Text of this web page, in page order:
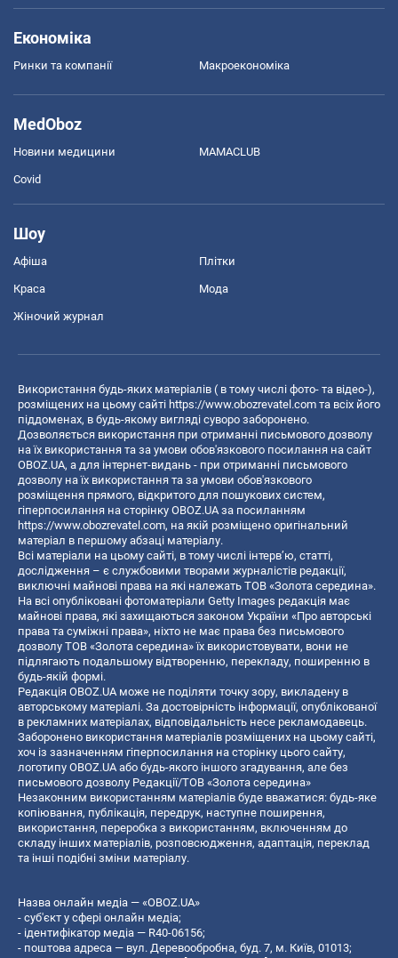
Економіка
Ринки та компанії Макроекономіка
MedOboz
Новини медицини MAMACLUB
Covid
Шоу
Афіша Плітки
Краса Мода
Жіночий журнал
Використання будь-яких матеріалів ( в тому числі фото- та відео-),
розміщених на цьому сайті https://www.obozrevatel.com та всіх його
піддоменах, в будь-якому вигляді суворо заборонено.
Дозволяється використання при отриманні письмового дозволу
на їх використання та за умови обов'язкового посилання на сайт
OBOZ.UA, а для інтернет-видань - при отриманні письмового
дозволу на їх використання та за умови обов'язкового
розміщення прямого, відкритого для пошукових систем,
гіперпосилання на сторінку OBOZ.UA за посиланням
https://www.obozrevatel.com, на якій розміщено оригінальний
матеріал в першому абзаці матеріалу.
Всі матеріали на цьому сайті, в тому числі інтерв’ю, статті,
дослідження – є службовими творами журналістів редакції,
виключні майнові права на які належать ТОВ «Золота середина».
На всі опубліковані фотоматеріали Getty Images редакція має
майнові права, які захищаються законом України «Про авторські
права та суміжні права», ніхто не має права без письмового
дозволу ТОВ «Золота середина» їх використовувати, вони не
підлягають подальшому відтворенню, перекладу, поширенню в
будь-якій формі.
Редакція OBOZ.UA може не поділяти точку зору, викладену в
авторському матеріалі. За достовірність інформації, опублікованої
в рекламних матеріалах, відповідальність несе рекламодавець.
Заборонено використання матеріалів розміщених на цьому сайті,
хоч із зазначенням гіперпосилання на сторінку цього сайту,
логотипу OBOZ.UA або будь-якого іншого згадування, але без
письмового дозволу Редакції/ТОВ «Золота середина»
Незаконним використанням матеріалів буде вважатися: будь-яке
копiювання, публiкацiя, передрук, наступне поширення,
використання, переробка з використанням, включенням до
складу інших матеріалів, розповсюдження, адаптація, переклад
та інші подібні зміни матеріалу.
Назва онлайн медіа — «OBOZ.UA»
- суб'єкт у сфері онлайн медіа;
- ідентифікатор медіа — R40-06156;
- поштова адреса — вул. Деревообробна, буд. 7, м. Київ, 01013;